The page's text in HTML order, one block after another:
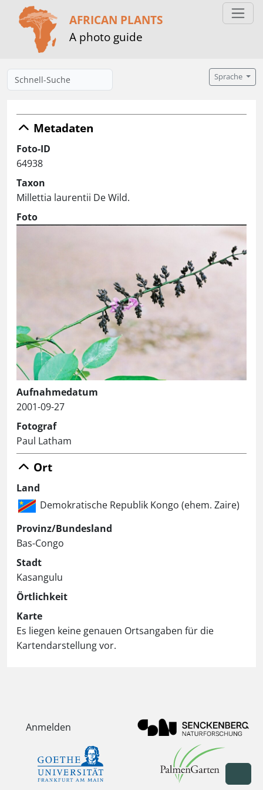
AFRICAN PLANTS
A photo guide
Sprache
Metadaten
Foto-ID
64938
Taxon
Millettia laurentii De Wild.
Foto
Aufnahmedatum
2001-09-27
Fotograf
Paul Latham
Ort
Land
Demokratische Republik Kongo (ehem. Zaire)
Provinz/Bundesland
Bas-Congo
Stadt
Kasangulu
Örtlichkeit
Karte
Es liegen keine genauen Ortsangaben für die
Kartendarstellung vor.
Anmelden